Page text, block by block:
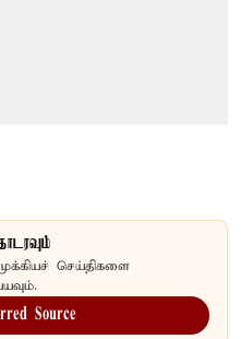
செய்திகளை
Source